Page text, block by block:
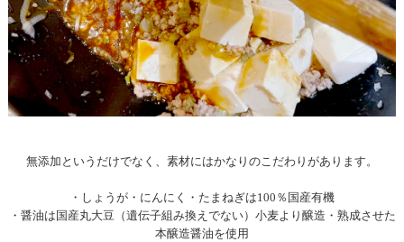
無添加というだけでなく、素材にはかなりのこだわりがあります。
・しょうが・にんにく・たまねぎは100％国産有機
・醤油は国産丸大豆（遺伝子組み換えでない）小麦より醸造・熟成させた
本醸造醤油を使用